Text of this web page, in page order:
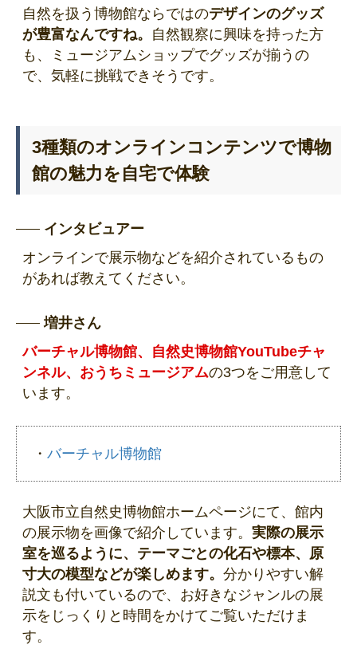
自然を扱う博物館ならではのデザインのグッズ
が豊富なんですね。 自然観察に興味を持った方
も、ミュージアムショップでグッズが揃うの
で、気軽に挑戦できそうです。
3種類のオンラインコンテンツで博物
館の魅力を自宅で体験
インタビュアー
オンラインで展示物などを紹介されているもの
があれば教えてください。
増井さん
バーチャル博物館、自然史博物館YouTubeチャ
ンネル、おうちミュージアムの3つをご用意して
います。
・ バーチャル博物館
大阪市立自然史博物館ホームページにて、館内
の展示物を画像で紹介しています。 実際の展示
室を巡るように、テーマごとの化石や標本、原
寸大の模型などが楽しめます。 分かりやすい解
説文も付いているので、お好きなジャンルの展
示をじっくりと時間をかけてご覧いただけま
す。